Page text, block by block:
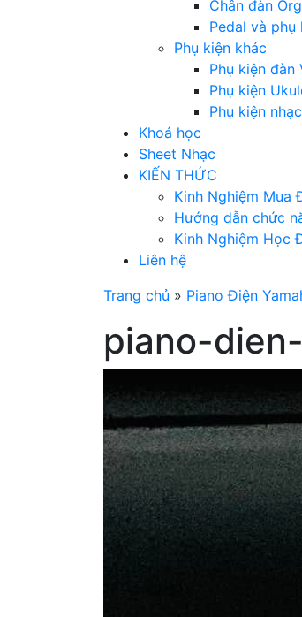
Chân đàn
Pedal và phụ
Phụ kiện khác
Phụ kiện đàn
Phụ kiện
Phụ kiện
Khoá học
Sheet Nhạc
KIẾN THỨC
Kinh Nghiệm Mua
Hướng dẫn chức
Kinh Nghiệm Học
Liên hệ
Trang chủ » Piano Điện
piano-